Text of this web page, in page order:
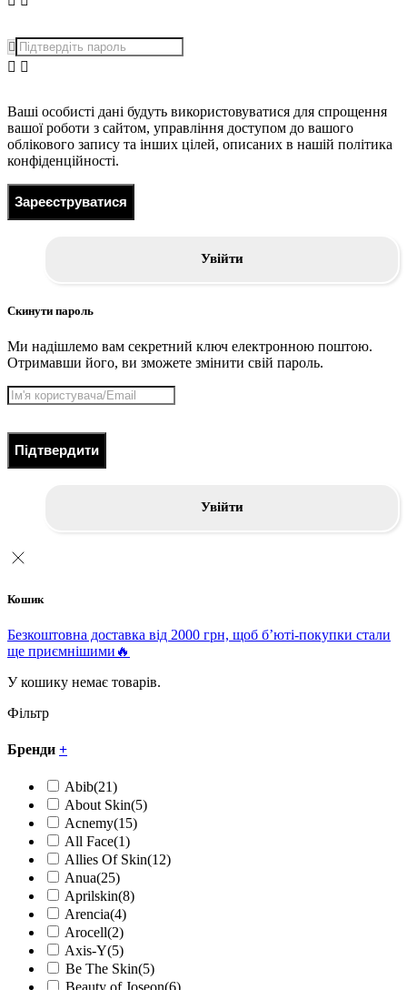
Ваші особисті дані будуть використовуватися для спрощення
вашої роботи з сайтом, управління доступом до вашого
облікового запису та інших цілей, описаних в нашій політика
конфіденційності.
Зареєструватися
Увійти
Скинути пароль
Ми надішлемо вам секретний ключ електронною поштою.
Отримавши його, ви зможете змінити свій пароль.
Підтвердити
Увійти
Кошик
Безкоштовна доставка від 2000 грн, щоб б’юті-покупки стали
ще приємнішими🔥
У кошику немає товарів.
Фільтр
Бренди +
Abib(21)
About Skin(5)
Acnemy(15)
All Face(1)
Allies Of Skin(12)
Anua(25)
Aprilskin(8)
Arencia(4)
Arocell(2)
Axis-Y(5)
Be The Skin(5)
Beauty of Joseon(6)